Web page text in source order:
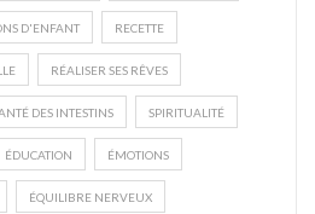
D'ENFANT RECETTE
RÉALISER SES RÊVES
DES INTESTINS SPIRITUALITÉ
ÉDUCATION ÉMOTIONS
ÉQUILIBRE NERVEUX